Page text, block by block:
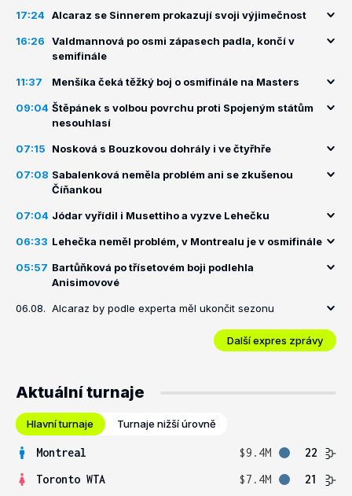
17:24 Alcaraz se Sinnerem prokazují svoji výjimečnost
16:26
Valdmannová po osmi zápasech padla, končí v
semifinále
11:37 Menšíka čeká těžký boj o osmifinále na Masters
09:04 Štěpánek s volbou povrchu proti Spojeným státům
nesouhlasí
07:15 Nosková s Bouzkovou dohrály i ve čtyřhře
07:08 Sabalenková neměla problém ani se zkušenou
Číňankou
07:04 Jódar vyřídil i Musettiho a vyzve Lehečku
06:33 Lehečka neměl problém, v Montrealu je v osmifinále
05:57 Bartůňková po třísetovém boji podlehla
Anisimovové
06.08. Alcaraz by podle experta měl ukončit sezonu
Další expres zprávy
Aktuální turnaje
Hlavní turnaje Turnaje nižší úrovně
Montreal $9.4M
22
Toronto WTA
$7.4M 21